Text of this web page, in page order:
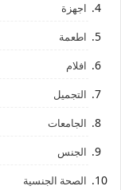
اجهزة
اطعمة
افلام
التجميل
الجامعات
الجنس
الصحة الجنسية